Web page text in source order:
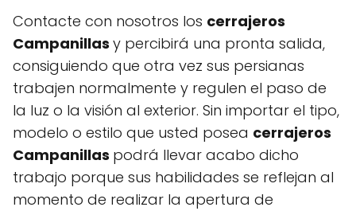
Contacte con nosotros los cerrajeros
Campanillas y percibirá una pronta salida,
consiguiendo que otra vez sus persianas
trabajen normalmente y regulen el paso de
la luz o la visión al exterior. Sin importar el tipo,
modelo o estilo que usted posea cerrajeros
Campanillas podrá llevar acabo dicho
trabajo porque sus habilidades se reflejan al
momento de realizar la apertura de